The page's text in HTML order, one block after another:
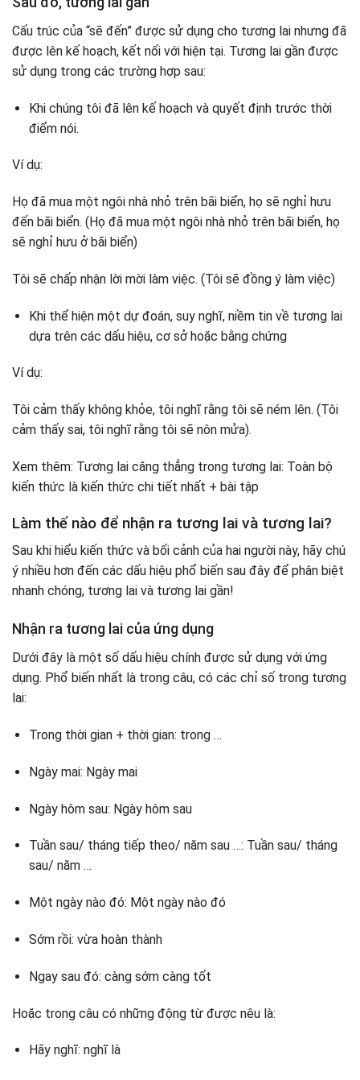
Cấu trúc của “sẽ đến” được sử dụng cho tương lai nhưng đã
được lên kế hoạch, kết nối với hiện tại. Tương lai gần được
sử dụng trong các trường hợp sau:
Khi chúng tôi đã lên kế hoạch và quyết định trước thời
điểm nói.
Ví dụ:
Họ đã mua một ngôi nhà nhỏ trên bãi biển, họ sẽ nghỉ hưu
đến bãi biển. (Họ đã mua một ngôi nhà nhỏ trên bãi biển, họ
sẽ nghỉ hưu ở bãi biển)
Tôi sẽ chấp nhận lời mời làm việc. (Tôi sẽ đồng ý làm việc)
Khi thể hiện một dự đoán, suy nghĩ, niềm tin về tương lai
dựa trên các dấu hiệu, cơ sở hoặc bằng chứng
Ví dụ:
Tôi cảm thấy không khỏe, tôi nghĩ rằng tôi sẽ ném lên. (Tôi
cảm thấy sai, tôi nghĩ rằng tôi sẽ nôn mửa).
Xem thêm: Tương lai căng thẳng trong tương lai: Toàn bộ
kiến ​​thức là kiến ​​thức chi tiết nhất + bài tập
Làm thế nào để nhận ra tương lai và tương lai?
Sau khi hiểu kiến ​​thức và bối cảnh của hai người này, hãy chú
ý nhiều hơn đến các dấu hiệu phổ biến sau đây để phân biệt
nhanh chóng, tương lai và tương lai gần!
Nhận ra tương lai của ứng dụng
Dưới đây là một số dấu hiệu chính được sử dụng với ứng
dụng. Phổ biến nhất là trong câu, có các chỉ số trong tương
lai:
Trong thời gian + thời gian: trong …
Ngày mai: Ngày mai
Ngày hôm sau: Ngày hôm sau
Tuần sau/ tháng tiếp theo/ năm sau …: Tuần sau/ tháng
sau/ năm …
Một ngày nào đó: Một ngày nào đó
Sớm rồi: vừa hoàn thành
Ngay sau đó: càng sớm càng tốt
Hoặc trong câu có những động từ được nêu là:
Hãy nghĩ: nghĩ là